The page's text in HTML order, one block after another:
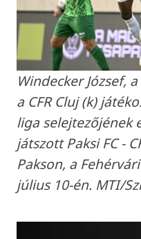
Windecker József,
a CFR Cluj (k)
liga selejtezőjének
játszott Paksi FC -
Pakson, a
július 10-én. MTI/